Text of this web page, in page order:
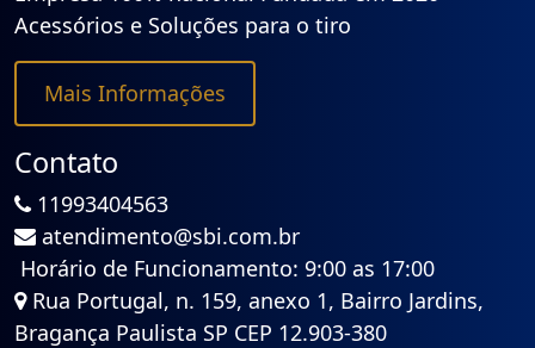
Acessórios e Soluções para o tiro
Mais Informações
Contato
11993404563
atendimento@sbi.com.br
Horário de Funcionamento: 9:00 as 17:00
Rua Portugal, n. 159, anexo 1, Bairro Jardins,
Bragança Paulista SP CEP 12.903-380